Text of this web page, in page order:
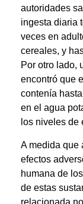
autoridades
ingesta diaria
veces en
cereales, y
Por otro lado,
encontró que
contenía
en el agua
los niveles de
A medida que
efectos
humana de
de estas
relacionada